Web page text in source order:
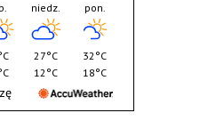
niedz.
27°C
12°C
pon.
32°C
18°C